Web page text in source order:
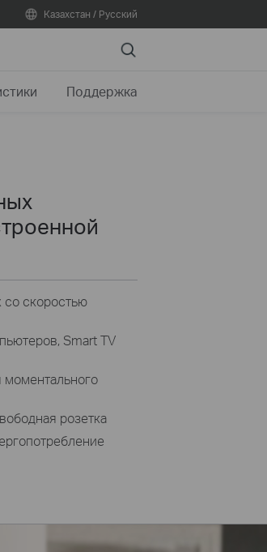
Казахстан / Русский
Search
Поддержка
со скоростью
Smart TV
моментального
розетка